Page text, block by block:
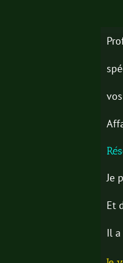
Je
Et
Il